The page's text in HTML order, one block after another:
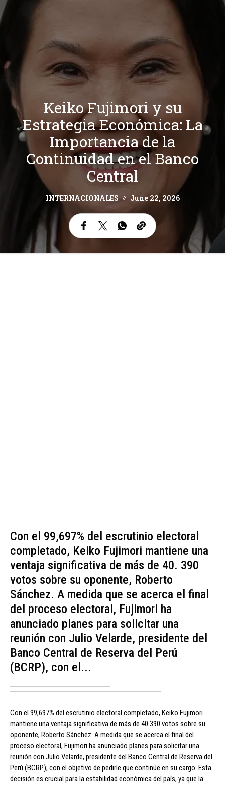
Keiko Fujimori y su
Estrategia Económica: La
Importancia de la
Continuidad en el Banco
Central
INTERNACIONALES June 22, 2026
Con el 99,697% del escrutinio electoral
completado, Keiko Fujimori mantiene una
ventaja significativa de más de 40. 390
votos sobre su oponente, Roberto
Sánchez. A medida que se acerca el final
del proceso electoral, Fujimori ha
anunciado planes para solicitar una
reunión con Julio Velarde, presidente del
Banco Central de Reserva del Perú
(BCRP), con el...
Con el 99,697% del escrutinio electoral completado, Keiko Fujimori
mantiene una ventaja significativa de más de 40.390 votos sobre su
oponente, Roberto Sánchez. A medida que se acerca el final del
proceso electoral, Fujimori ha anunciado planes para solicitar una
reunión con Julio Velarde, presidente del Banco Central de Reserva del
Perú (BCRP), con el objetivo de pedirle que continúe en su cargo. Esta
decisión es crucial para la estabilidad económica del país, ya que la